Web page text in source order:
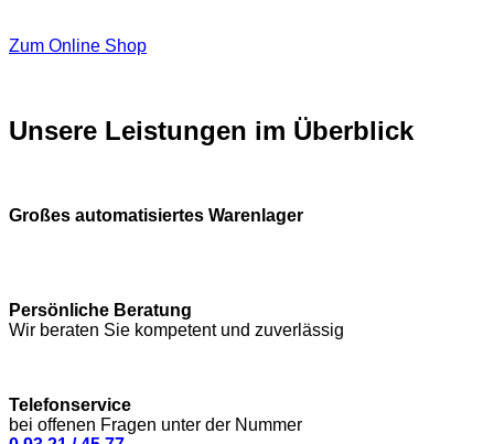
Zum Online Shop
Unsere Leistungen im Überblick
Großes automatisiertes Warenlager
Persönliche Beratung
Wir beraten Sie kompetent und zuverlässig
Telefonservice
bei offenen Fragen unter der Nummer